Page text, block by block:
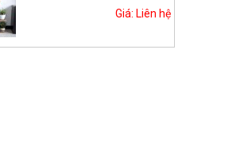
Giá: Liên hệ